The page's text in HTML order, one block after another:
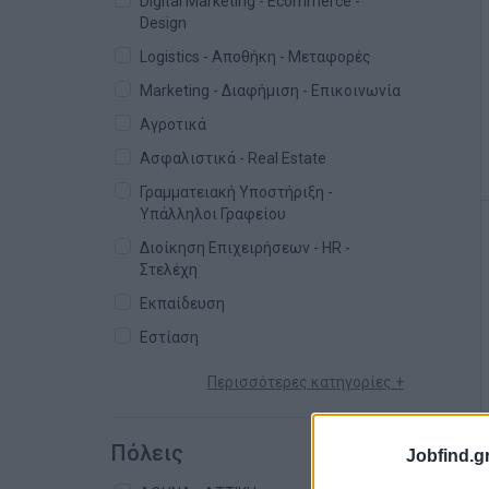
Design
Logistics - Αποθήκη - Μεταφορές
Marketing - Διαφήμιση - Επικοινωνία
Αγροτικά
Ασφαλιστικά - Real Estate
Γραμματειακή Υποστήριξη -
Υπάλληλοι Γραφείου
Διοίκηση Επιχειρήσεων - HR -
Στελέχη
Εκπαίδευση
Εστίαση
Περισσότερες κατηγορίες +
Πόλεις